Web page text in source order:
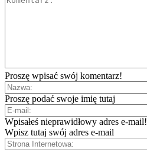
Proszę wpisać swój komentarz!
Proszę podać swoje imię tutaj
Wpisałeś nieprawidłowy adres e-mail!
Wpisz tutaj swój adres e-mail